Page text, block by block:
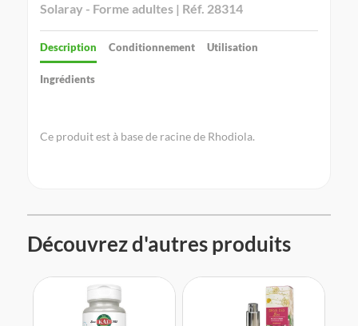
Solaray - Forme adultes | Réf. 28314
Description Conditionnement Utilisation
Ingrédients
Ce produit est à base de racine de Rhodiola.
Découvrez d'autres produits